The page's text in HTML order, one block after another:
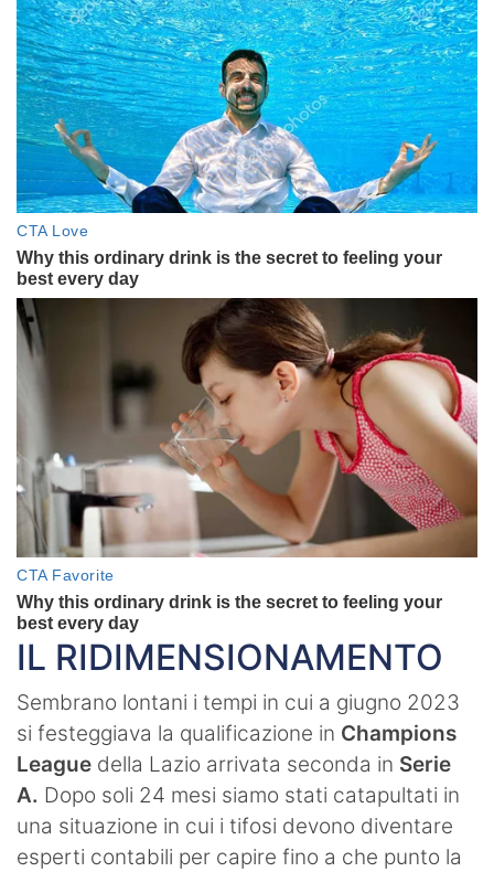
IL RIDIMENSIONAMENTO
Sembrano lontani i tempi in cui a giugno 2023
si festeggiava la qualificazione in Champions
League della Lazio arrivata seconda in Serie
A. Dopo soli 24 mesi siamo stati catapultati in
una situazione in cui i tifosi devono diventare
esperti contabili per capire fino a che punto la